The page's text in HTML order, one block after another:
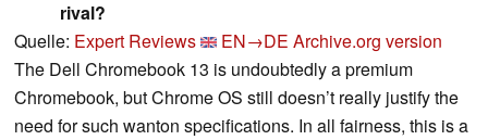
rival?
Quelle: Expert Reviews EN→DE Archive.org version
The Dell Chromebook 13 is undoubtedly a premium
Chromebook, but Chrome OS still doesn’t really justify the
need for such wanton specifications. In all fairness, this is a